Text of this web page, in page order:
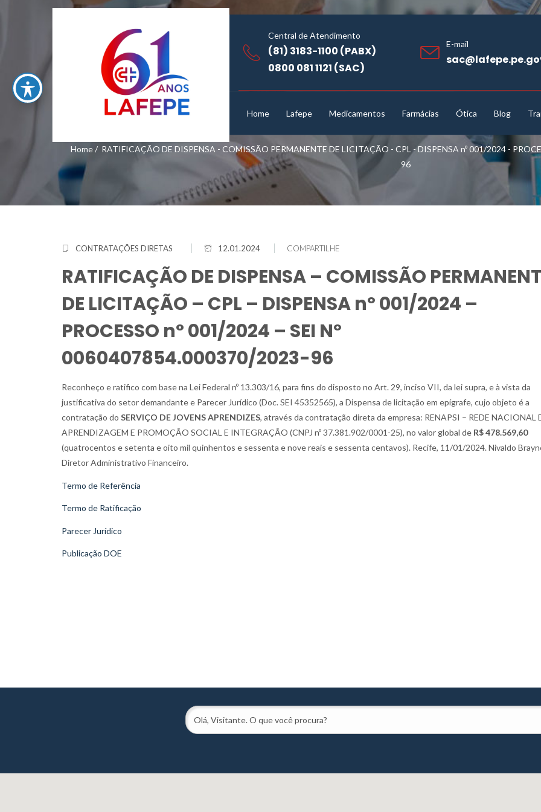
Central de Atendimento
(81) 3183-1100 (PABX)
0800 081 1121 (SAC)
E-mail
Home Lafepe Medicamentos Farmácias Ótica Blog
Home/ RATIFICAÇÃO DE DISPENSA - COMISSÃO PERMANENTE DE LICITAÇÃO - CPL - DISPENSA nº 001/2024 -
96
CONTRATAÇÕES DIRETAS 12.01.2024 COMPARTILHE
RATIFICAÇÃO DE DISPENSA – COMISSÃO
DE LICITAÇÃO – CPL – DISPENSA nº 001/2024 –
PROCESSO nº 001/2024 – SEI Nº
0060407854.000370/2023-96
Reconheço e ratifico com base na Lei Federal nº 13.303/16, para fins do disposto no Art. 29, inciso VII, da lei supra, e à vista da
justificativa do setor demandante e Parecer Jurídico (Doc. SEI 45352565), a Dispensa de licitação em epígrafe, cujo objeto é a
contratação do SERVIÇO DE JOVENS APRENDIZES, através da contratação direta da empresa: RENAPSI – REDE NACIONAL
APRENDIZAGEM E PROMOÇÃO SOCIAL E INTEGRAÇÃO (CNPJ nº 37.381.902/0001-25), no valor global de R$ 478.569,60
(quatrocentos e setenta e oito mil quinhentos e sessenta e nove reais e sessenta centavos). Recife, 11/01/2024. Nivaldo
Diretor Administrativo Financeiro.
Termo de Referência
Termo de Ratificação
Parecer Jurídico
Publicação DOE